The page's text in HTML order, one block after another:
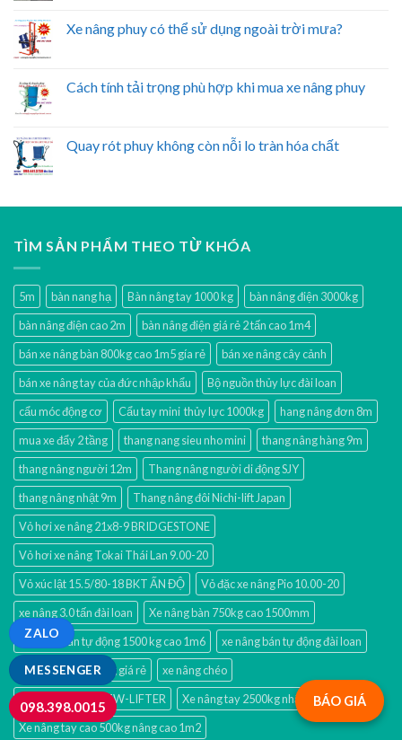
MESSENGER
ZALO
098.398.0015
Xe nâng phuy có thể sử dụng ngoài trời mưa?
Cách tính tải trọng phù hợp khi mua xe nâng phuy
Quay rót phuy không còn nỗi lo tràn hóa chất
TÌM SẢN PHẨM THEO TỪ KHÓA
5m bàn nang hạ Bàn nâng tay 1000 kg
bàn nâng điện 3000kg
bàn nâng điện cao 2m
bàn nâng điện giá rẻ 2 tấn cao 1m4
bán xe nâng bàn 800kg cao 1m5 gía rẻ
bán xe nâng cây cảnh
bán xe nâng tay của đức nhập khẩu
Bộ nguồn thủy lực đài loan
cẩu móc động cơ
Cẩu tay mini thủy lực 1000kg
hang nâng đơn 8m
mua xe đẩy 2 tầng
thang nang sieu nho mini
thang nâng hàng 9m
thang nâng người 12m
Thang nâng người di động SJY
thang nâng nhật 9m
Thang nâng đôi Nichi-lift Japan
Vỏ hơi xe nâng 21x8-9 BRIDGESTONE
Vỏ hơi xe nâng Tokai Thái Lan 9.00-20
Vỏ xúc lật 15.5/80-18 BKT ẤN ĐỘ
Vỏ đặc xe nâng Pio 10.00-20
xe nâng 3.0 tấn đài loan
Xe nâng bàn 750kg cao 1500mm
Xe nâng bán tự động 1500 kg cao 1m6
xe nâng bán tự động đài loan
xe nâng cao 1000kg giá rẻ
xe nâng chéo
Xe nâng tay 2 tấn TW-LIFTER
Xe nâng tay 2500kg nhật
Xe nâng tay cao 500kg nâng cao 1m2
BÁO GIÁ